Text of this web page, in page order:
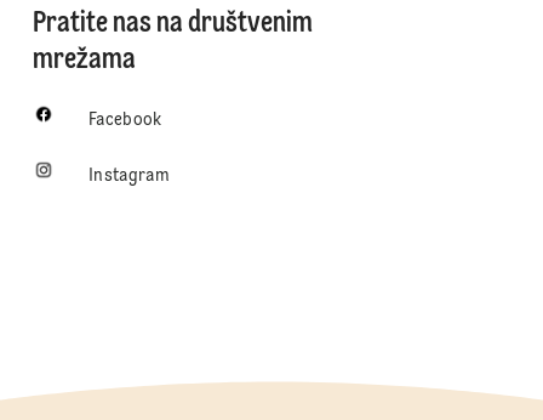
Pratite nas na društvenim
mrežama
Facebook
Instagram